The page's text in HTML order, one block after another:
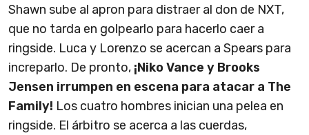
Shawn sube al apron para distraer al don de NXT,
que no tarda en golpearlo para hacerlo caer a
ringside. Luca y Lorenzo se acercan a Spears para
increparlo. De pronto, ¡Niko Vance y Brooks
Jensen irrumpen en escena para atacar a The
Family! Los cuatro hombres inician una pelea en
ringside. El árbitro se acerca a las cuerdas,